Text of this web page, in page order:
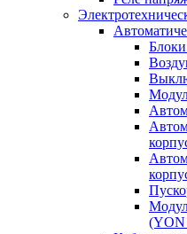
Блоки
(YON